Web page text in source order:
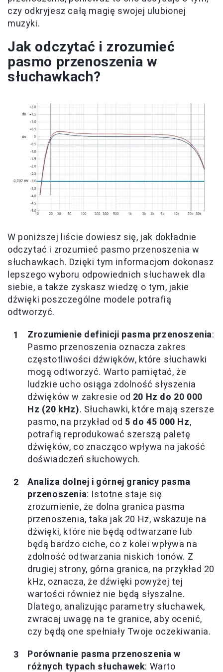
czy odkryjesz całą magię swojej ulubionej
muzyki.
Jak odczytać i zrozumieć
pasmo przenoszenia w
słuchawkach?
W poniższej liście dowiesz się, jak dokładnie
odczytać i zrozumieć pasmo przenoszenia w
słuchawkach. Dzięki tym informacjom dokonasz
lepszego wyboru odpowiednich słuchawek dla
siebie, a także zyskasz wiedzę o tym, jakie
dźwięki poszczególne modele potrafią
odtworzyć.
Zrozumienie definicji pasma przenoszenia:
Pasmo przenoszenia oznacza zakres
częstotliwości dźwięków, które słuchawki
mogą odtworzyć. Warto pamiętać, że
ludzkie ucho osiąga zdolność słyszenia
dźwięków w zakresie od 20 Hz do 20 000
Hz (20 kHz). Słuchawki, które mają szersze
pasmo, na przykład od 5 do 45 000 Hz,
potrafią reprodukować szerszą paletę
dźwięków, co znacząco wpływa na jakość
doświadczeń słuchowych.
Analiza dolnej i górnej granicy pasma
przenoszenia: Istotne staje się
zrozumienie, że dolna granica pasma
przenoszenia, taka jak 20 Hz, wskazuje na
dźwięki, które nie będą odtwarzane lub
będą bardzo ciche, co z kolei wpływa na
zdolność odtwarzania niskich tonów. Z
drugiej strony, górna granica, na przykład 20
kHz, oznacza, że dźwięki powyżej tej
wartości również nie będą słyszalne.
Dlatego, analizując parametry słuchawek,
zwracaj uwagę na te granice, aby ocenić,
czy będą one spełniały Twoje oczekiwania.
Porównanie pasma przenoszenia w
różnych typach słuchawek: Warto